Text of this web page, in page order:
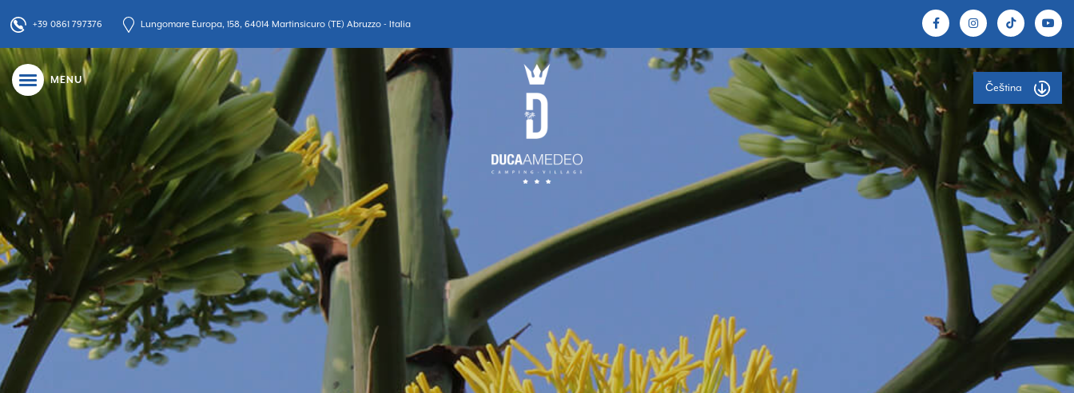
MENU
Čeština
+39 0861 797376 Lungomare Europa, 158, 64014 Martinsicuro (TE) Abruzzo - Italia